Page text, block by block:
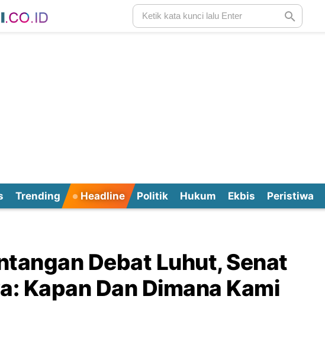
Trending Headline Politik Hukum Ekbis Peristiwa
Debat Luhut, Senat
Kapan Dan Dimana Kami